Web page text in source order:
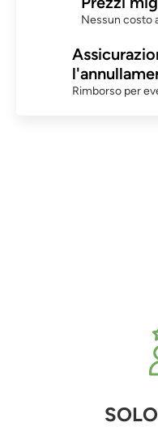
Nessun costo
Rimborso per